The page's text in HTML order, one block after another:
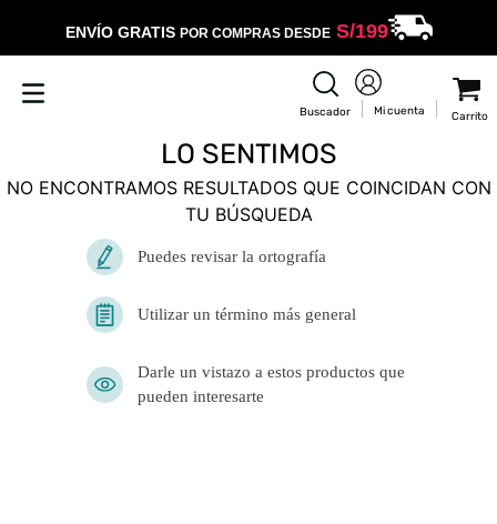
ENVÍO GRATIS POR COMPRAS DESDES/199
LO SENTIMOS
NO ENCONTRAMOS RESULTADOS QUE COINCIDAN CON
TU BÚSQUEDA
Puedes revisar la ortografía
Utilizar un término más general
Darle un vistazo a estos productos
que pueden interesarte